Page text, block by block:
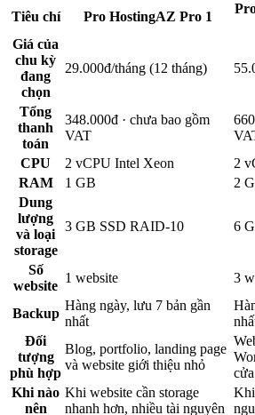
Tiêu chí Pro HostingAZ Pro 1
Giá của
chu kỳ
đang
chọn
29.000đ/tháng (12 tháng)
Tổng
thanh
toán
348.000đ · chưa bao gồm
VAT
CPU
2 vCPU Intel Xeon
2
RAM
1 GB
2
Dung
lượng
và loại
storage
3 GB SSD RAID-10 6
Số
website
1 website 3
Backup
Hàng ngày, lưu 7 bản gần
nhất
Đối
tượng
phù hợp
Blog, portfolio, landing page
và website giới thiệu nhỏ
Khi nào
nên
Khi website cần storage
nhanh hơn, nhiều tài nguyên
Khi